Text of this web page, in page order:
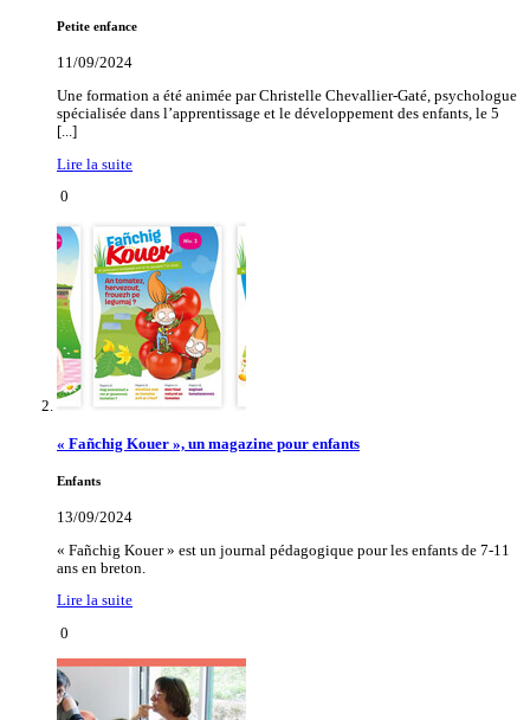
Petite enfance
11/09/2024
Une formation a été animée par Christelle Chevallier-Gaté, psychologue
spécialisée dans l’apprentissage et le développement des enfants, le 5
[...]
Lire la suite
0
« Fañchig Kouer », un magazine pour enfants
Enfants
13/09/2024
« Fañchig Kouer » est un journal pédagogique pour les enfants de 7-11
ans en breton.
Lire la suite
0